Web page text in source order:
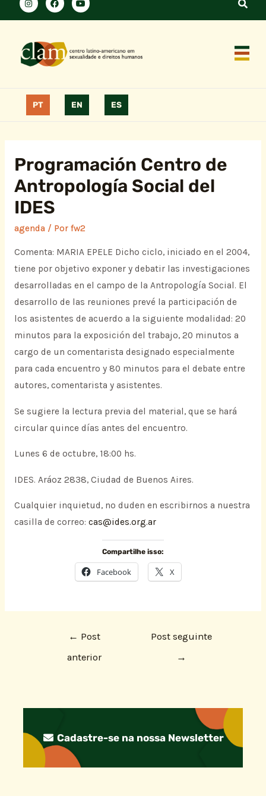
PT EN ES
Programación Centro de
Antropología Social del
IDES
agenda/ Por fw2
Comenta: MARIA EPELE Dicho ciclo, iniciado en el 2004,
tiene por objetivo exponer y debatir las investigaciones
desarrolladas en el campo de la Antropología Social. El
desarrollo de las reuniones prevé la participación de
los asistentes de acuerdo a la siguiente modalidad: 20
minutos para la exposición del trabajo, 20 minutos a
cargo de un comentarista designado especialmente
para cada encuentro y 80 minutos para el debate entre
autores, comentarista y asistentes.
Se sugiere la lectura previa del material, que se hará
circular quince días antes del encuentro.
Lunes 6 de octubre, 18:00 hs.
IDES. Aráoz 2838, Ciudad de Buenos Aires.
Cualquier inquietud, no duden en escribirnos a nuestra
casilla de correo: cas@ides.org.ar
Compartilhe isso:
Facebook X
← Post
anterior
Post seguinte
→
Cadastre-se na nossa Newsletter